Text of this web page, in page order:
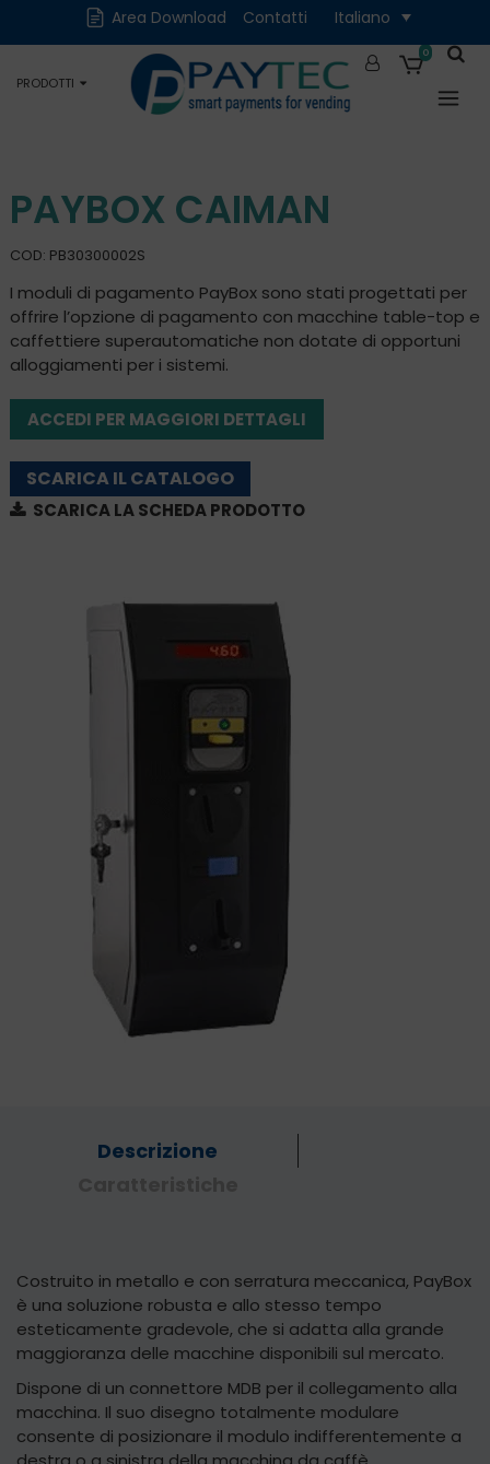
Area Download Contatti Italiano
PRODOTTI
Digitali
Accessori e Ricambi
Occasioni
0
PAYBOX CAIMAN
COD: PB30300002S
I moduli di pagamento PayBox sono stati progettati per
offrire l’opzione di pagamento con macchine table-top e
caffettiere superautomatiche non dotate di opportuni
alloggiamenti per i sistemi.
ACCEDI PER MAGGIORI DETTAGLI
SCARICA IL CATALOGO
SCARICA LA SCHEDA PRODOTTO
Descrizione
Costruito in metallo e con serratura meccanica, PayBox
è una soluzione robusta e allo stesso tempo
esteticamente gradevole, che si adatta alla grande
maggioranza delle macchine disponibili sul mercato.
Dispone di un connettore MDB per il collegamento alla
macchina. Il suo disegno totalmente modulare
consente di posizionare il modulo indifferentemente a